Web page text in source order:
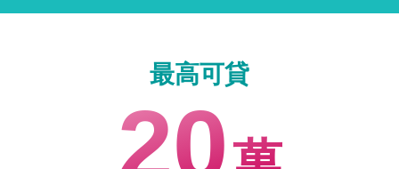
最高可貸
20